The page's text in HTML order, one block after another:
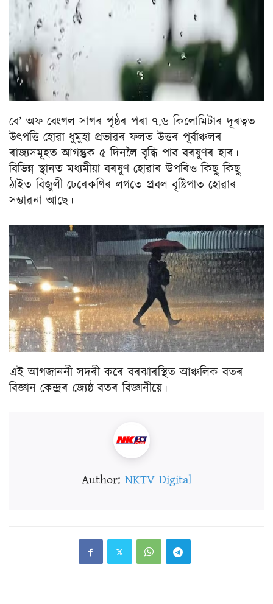
বে’ অফ বেংগল সাগৰ পৃষ্ঠৰ পৰা ৭.৬ কিলোমিটাৰ দূৰত্বত
উৎপত্তি হোৱা ধুমুহা প্ৰভাৱৰ ফলত উত্তৰ পূৰ্বাঞ্চলৰ
ৰাজ্যসমূহত আগন্তুক ৫ দিনলৈ বৃদ্ধি পাব বৰষুণৰ হাৰ।
বিভিন্ন স্থানত মধ্যমীয়া বৰষুণ হোৱাৰ উপৰিও কিছু কিছু
ঠাইত বিজুলী ঢেৰেকণিৰ লগতে প্ৰবল বৃষ্টিপাত হোৱাৰ
সম্ভাৱনা আছে।
এই আগজাননী সদৰী কৰে বৰঝাৰস্থিত আঞ্চলিক বতৰ
বিজ্ঞান কেন্দ্ৰৰ জ্যেষ্ঠ বতৰ বিজ্ঞানীয়ে।
Author: NKTV Digital